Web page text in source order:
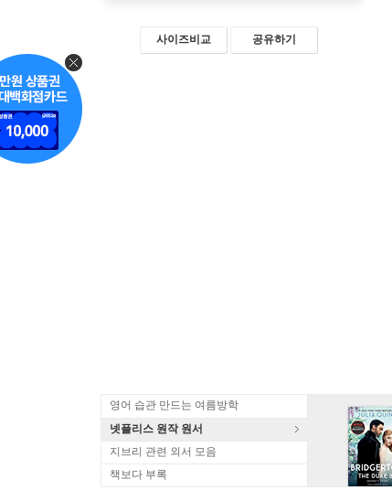
사이즈비교 공유하기
영어 습관 만드는 여름방학
넷플리스 원작 원서
지브리 관련 외서 모음
책보다 부록